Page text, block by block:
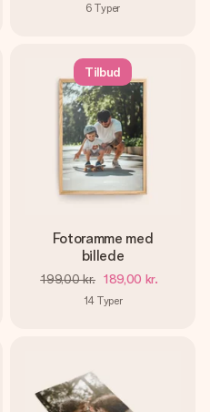
6 Typer
Tilbud
Fotoramme med
billede
199,00 kr. 189,00 kr.
14 Typer